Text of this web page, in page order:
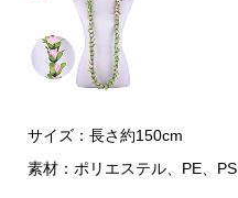
サイズ：長さ約150cm
素材：ポリエステル、PE、PS